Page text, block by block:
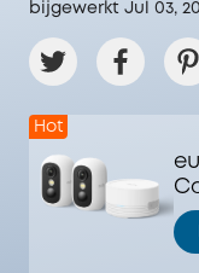
bijgewerkt Jul 03,
Hot